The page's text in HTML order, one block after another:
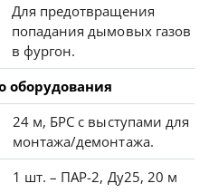
Для предотвращения
попадания дымовых газов
в фургон.
оборудования
24 м, БРС с выступами для
монтажа/демонтажа.
1 шт. – ПАР-2, Ду25, 20 м